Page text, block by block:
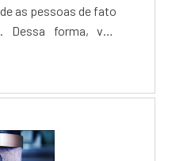
as pessoas de fato
Dessa forma, vão
que tenha os
e que ofereçam
que devem ser
posteriormente. E